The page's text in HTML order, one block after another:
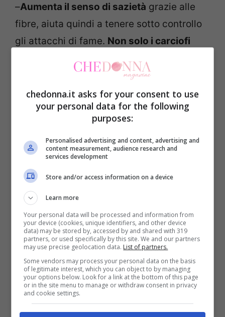
–Aumenta il senso di sazietà grazie alle
fibre, aiuta quindi a tenere sotto controllo
gli attacchi di fame. Non solo i carciofi
-Proprietà diuretiche: infatti aiuta ad
eliminare le tossine presenti nel nostro
Sono
verdure che non apportano molte
calorie
motivo per cui si possono inserire
in una dieta sana ed equilibrata. Hanno un
basso indice glicemico quindi consigliato
anche alle persone che vogliono
mantenere bassi i livelli di glicemia.
Sicuramente sarà il medico che potrà
consigliarvi al meglio come inserire nella
dieta i carciofi.
chedonna.it asks for your consent to use
your personal data for the following
purposes:
Personalised advertising and content, advertising and
content measurement, audience research and
services development
Store and/or access information on a device
Learn more
Your personal data will be processed and information from
your device (cookies, unique identifiers, and other device
data) may be stored by, accessed by and shared with 319
partners, or used specifically by this site. We and our partners
may use precise geolocation data. List of partners.
Some vendors may process your personal data on the basis
of legitimate interest, which you can object to by managing
your options below. Look for a link at the bottom of this page
or in the site menu to manage or withdraw consent in privacy
and cookie settings.